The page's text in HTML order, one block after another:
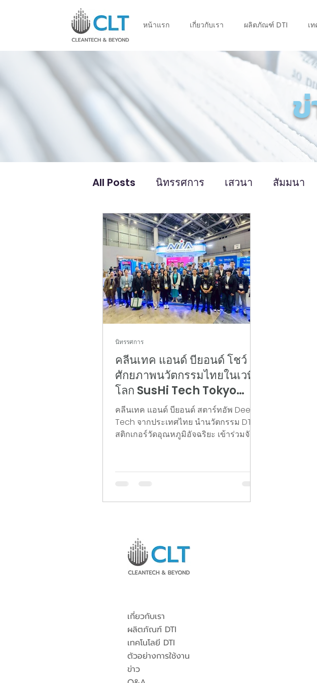
หน้าแรก เกี่ยวกับเรา ผลิตภัณฑ์ DTI เ
All Posts นิทรรศการ เสวนา สัมมนา
คลีนเทค แอนด์ บียอนด์ โชว์
ศักยภาพนวัตกรรมไทยในเวที
โลก SusHi Tech Tokyo
2026
คลีนเทค แอนด์ บียอนด์ สตาร์ทอัพ Deep
Tech จากประเทศไทย นำนวัตกรรม DTI
สติกเกอร์วัดอุณหภูมิอัจฉริยะ เข้าร่วมจัด
ตอกย้ำความพร้อมในการขยายฐาน
ชีวะ เอกอัครราชทูตไทย ณ กรุงโตเกียว ได้
ให้เกียรติเป็นประธานเปิดโซน Thailand
Pavilion อ
นิทรรศการ
เกี่ยวกับเรา
ผลิตภัณฑ์ DTI
เทคโนโลยี DTI
ตัวอย่างการใช้งาน
ข่าว